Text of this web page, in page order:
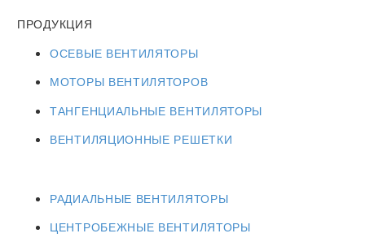
ПРОДУКЦИЯ
ОСЕВЫЕ ВЕНТИЛЯТОРЫ
МОТОРЫ ВЕНТИЛЯТОРОВ
ТАНГЕНЦИАЛЬНЫЕ ВЕНТИЛЯТОРЫ
ВЕНТИЛЯЦИОННЫЕ РЕШЕТКИ
РАДИАЛЬНЫЕ ВЕНТИЛЯТОРЫ
ЦЕНТРОБЕЖНЫЕ ВЕНТИЛЯТОРЫ